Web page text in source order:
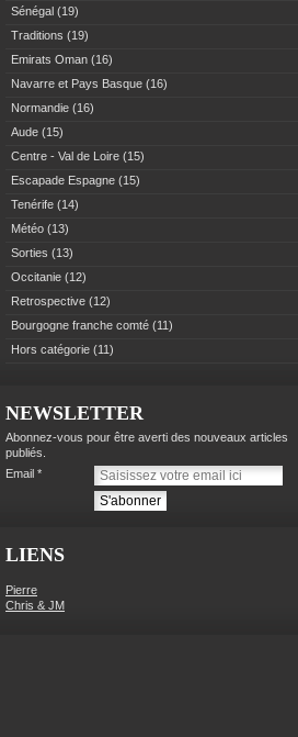
Sénégal (19)
Traditions (19)
Emirats Oman (16)
Navarre et Pays Basque (16)
Normandie (16)
Aude (15)
Centre - Val de Loire (15)
Escapade Espagne (15)
Tenérife (14)
Météo (13)
Sorties (13)
Occitanie (12)
Retrospective (12)
Bourgogne franche comté (11)
Hors catégorie (11)
NEWSLETTER
Abonnez-vous pour être averti des nouveaux articles
publiés.
Email
LIENS
Pierre
Chris & JM